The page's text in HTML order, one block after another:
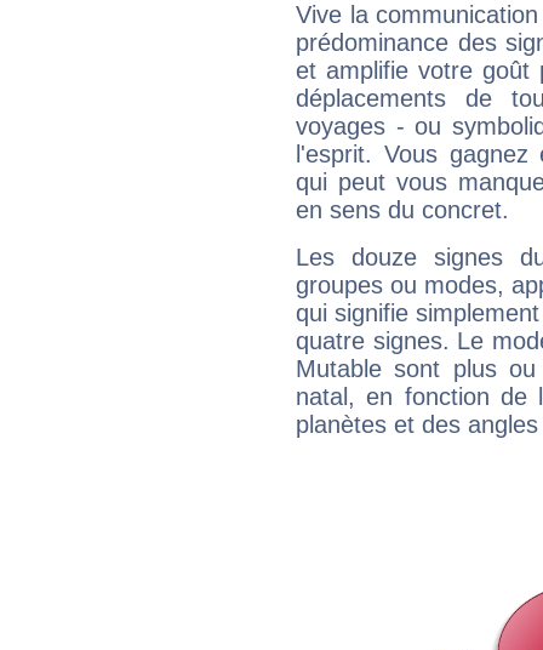
Vive la
prédominance des
et amplifie votre goût
déplacements de
voyages - ou
l'esprit. Vous
qui peut vous
en sens du concret.
Les douze signes
groupes ou modes,
qui signifie
quatre signes. Le
Mutable sont plus
natal, en fonction de
planètes et des